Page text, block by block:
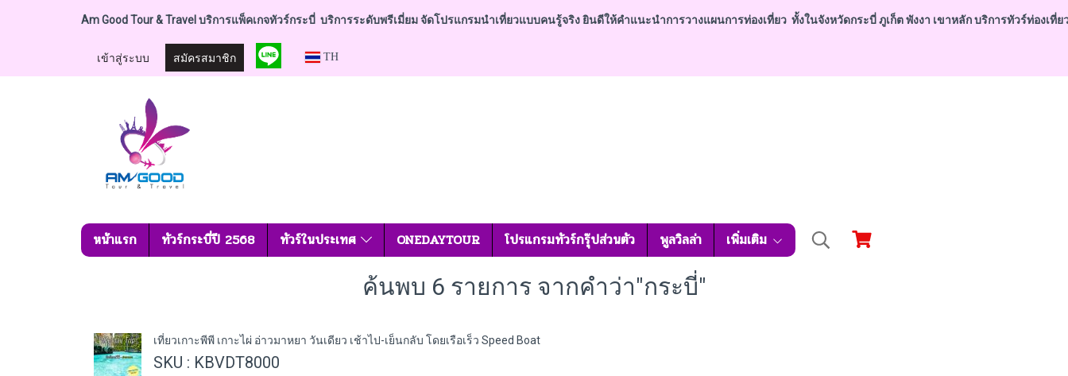
Am Good Tour & Travel บริการแพ็คเกจทัวร์กระบี่ บริการระดับพรีเมี่ยม จัดโปรแกรมนำเที่ยวแบบคนรู้จริง ยินดีให้คำแนะนำการวางแผนการท่องเที่ยว ทั้งในจังหวัดกระบี่ ภูเก็ต พังงา เขาหลัก บริการทัวร์ท่อง
เข้าสู่ระบบ สมัครสมาชิก TH
หน้าแรก ทัวร์กระบี่ปี 2568 ทัวร์ในประเทศ ONEDAYTOUR โปรแกรมทัวร์กรุ๊ปส่วนตัว พูลวิลล่า เพิ่มเติม
ค้นพบ 6 รายการ จากคำว่า"กระบี่"
เที่ยวเกาะพีพี เกาะไผ่ อ่าวมาหยา วันเดียว เช้าไป-เย็นกลับ โดยเรือเร็ว Speed Boat
SKU : KBVDT8000